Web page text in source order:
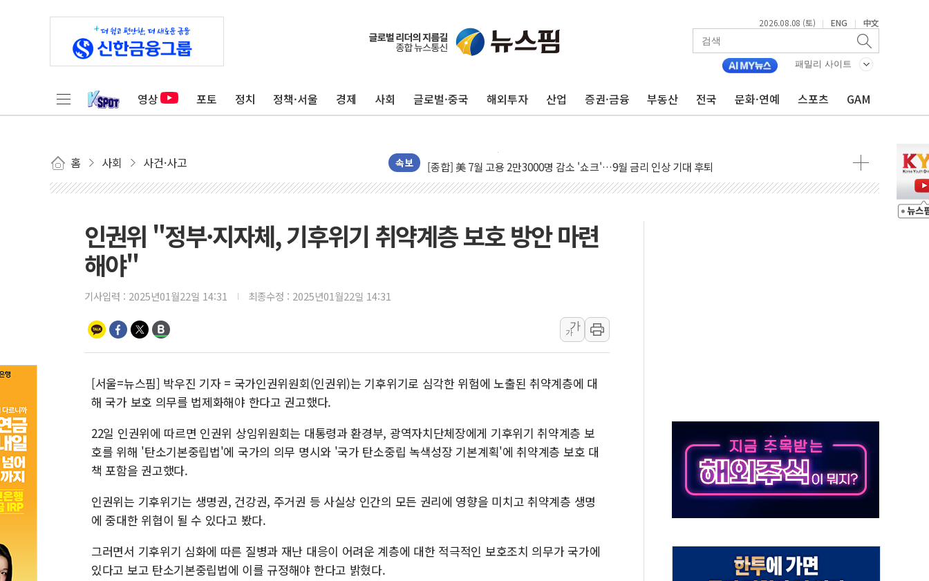
2026.08.08 (토) | ENG | 中文
패밀리 사이트
영상 포토 정치 정책·서울 경제 사회 글로벌·중국 해외투자 산업 증권·금융 부동산 전국 문화·연예 스포츠 GAM
홈 사회 사건·사고 속보
[종합] 이슬람 수니파 3국, '공동방위협정' 체결… 이스라엘·이란 위협에 맞설 자체 억지력 강화
트럼프, 백신·자폐증 행정명령 검토…"이르면 다음 주"
美 항소법원, 백악관 무도회장 공사 중단 명령…트럼프 제동
美 고용 쇼크에 엔화 장중 급등…시장은 "또 개입했나" 촉각
[AI MY 뉴스] 뉴욕 반도체주 프리뷰...美 고용 쇼크에 반도체주 '활짝'
[종합] 美 7월 고용 2만3000명 감소 '쇼크'…9월 금리 인상 기대 후퇴
[사진] 이슬람 수니파 3개국, 공동방위협정 체결
보훈부, 미 DPAA와 MOU… "6·25 미군 실종자 7359명 끝까지 찾겠다"
트럼프 "금리 내려야"…파월 때와 달리 워시엔 톤 낮춰
트럼프, 中 겨냥 폴리실리콘 관세 15% 부과…美 태양광주 급등
[사진] 빈살만과 에르도안의 만남
남동발전, 해남군에 국내 최대 규모 400MW 태양광 착공…여의도 1.6배 규모
인권위 "정부·지자체, 기후위기 취약계층 보호 방안 마련
해야"
기사입력 : 2025년01월22일 14:31 최종수정 : 2025년01월22일 14:31
가
가
[서울=뉴스핌] 박우진 기자 = 국가인권위원회(인권위)는 기후위기로 심각한 위험에 노출된 취약계층에 대
해 국가 보호 의무를 법제화해야 한다고 권고했다.
22일 인권위에 따르면 인권위 상임위원회는 대통령과 환경부, 광역자치단체장에게 기후위기 취약계층 보
호를 위해 '탄소기본중립법'에 국가의 의무 명시와 '국가 탄소중립 녹색성장 기본계획'에 취약계층 보호 대
책 포함을 권고했다.
인권위는 기후위기는 생명권, 건강권, 주거권 등 사실상 인간의 모든 권리에 영향을 미치고 취약계층 생명
에 중대한 위협이 될 수 있다고 봤다.
그러면서 기후위기 심화에 따른 질병과 재난 대응이 어려운 계층에 대한 적극적인 보호조치 의무가 국가에
있다고 보고 탄소기본중립법에 이를 규정해야 한다고 밝혔다.